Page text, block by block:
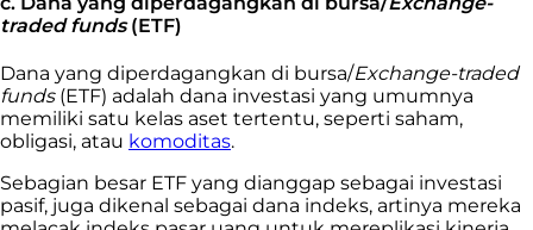
traded funds(ETF)
Dana yang diperdagangkan di bursa/Exchange-traded
funds (ETF) adalah dana investasi yang umumnya
memiliki satu kelas aset tertentu, seperti saham,
obligasi, atau komoditas.
Sebagian besar ETF yang dianggap sebagai investasi
pasif, juga dikenal sebagai dana indeks, artinya mereka